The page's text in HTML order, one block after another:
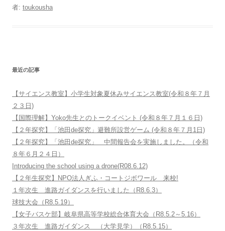
者: toukousha
最近の記事
【サイエンス教室】小学生対象夏休みサイエンス教室(令和８年７月
２３日)
【国際理解】Yoko先生とのトークイベント (令和８年７月１６日)
【２年探究】「池田de探究」避難所設営ゲーム (令和８年７月1日)
【２年探究】「池田de探究」 中間報告会を実施しました。（令和
８年６月２４日）
Introducing the school using a drone(R08.6.12)
【２年生探究】NPO法人ぎふ・コートジボワール 来校!
１年次生 進路ガイダンスを行いました（R8.6.3）
球技大会（R8.5.19）
【女子バスケ部】岐阜県高等学校総合体育大会（R8.5.2～5.16）
３年次生 進路ガイダンス （大学見学）（R8.5.15）